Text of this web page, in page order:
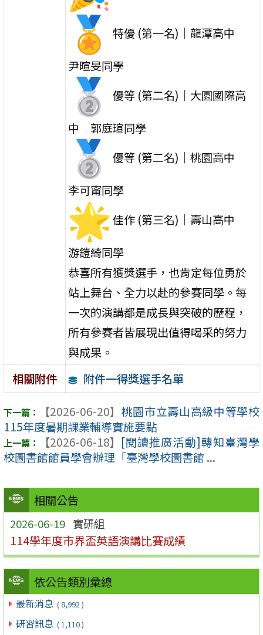
相關公告
2026-06-19 實研組
114學年度市界盃英語演講比賽成績
依公告類別彙總
最新消息 ( 8,992 )
研習訊息 ( 1,110 )
特優 (第一名)｜龍潭高中
尹暄旻同學
優等 (第二名)｜大園國際高
中 郭庭瑄同學
優等 (第二名)｜桃園高中
李可甯同學
佳作 (第三名)｜壽山高中
游鎧綺同學
恭喜所有獲獎選手，也肯定每位勇於
站上舞台、 全力以赴的參賽同學。每
一次的演講都是成長與突破的歷程，
所有參賽者皆展現出值得喝采的努力
與成果。
相關附件
附件一得獎選手名單
【2026-06-20】 桃園市立壽山高級中等學校
115年度暑期課業輔導實施要點
【2026-06-18】 [閱讀推廣活動]轉知臺灣學
校圖書館館員學會辦理「臺灣學校圖書館 ...